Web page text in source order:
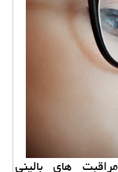
های بالینی